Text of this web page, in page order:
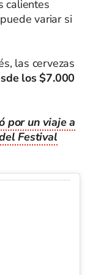
calientes
variar si
las cervezas
los $7.000
por un viaje a
Festival